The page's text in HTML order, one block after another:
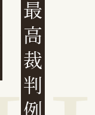
最高裁判例